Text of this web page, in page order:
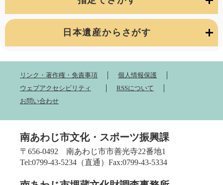
日本遺産からさがす
リンク・著作権・免責事項
個人情報保護
ウェブアクセシビリティ
RSSについて
お問い合わせ
南あわじ市文化・スポーツ振興課
〒656-0492 南あわじ市市善光寺22番地1
Tel:0799-43-5234（直通）Fax:0799-43-5334